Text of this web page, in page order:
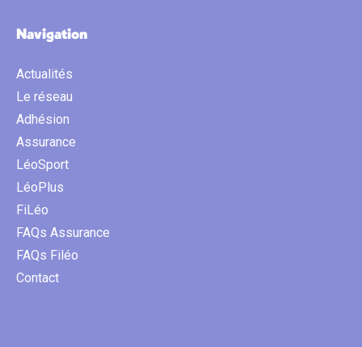
Navigation
Actualités
Le réseau
Adhésion
Assurance
LéoSport
LéoPlus
FiLéo
FAQs Assurance
FAQs Filéo
Contact